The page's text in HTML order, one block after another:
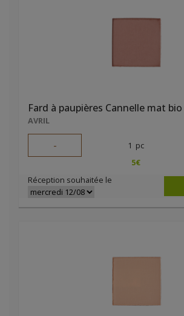
Fard à paupières Cannelle mat bio
AVRIL
- 1 pc
5€
Réception souhaitée le